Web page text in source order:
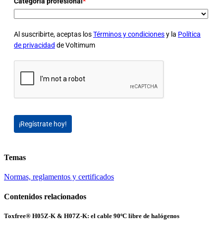
Al suscribirte, aceptas losTérminos y condicionesy la Política
de privacidad de Voltimum
¡Regístrate hoy!
Temas
Normas, reglamentos y certificados
Contenidos relacionados
Toxfree® H05Z-K & H07Z-K: el cable 90ºC libre de halógenos